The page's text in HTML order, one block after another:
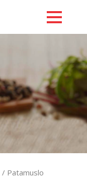
/ Patamuslo